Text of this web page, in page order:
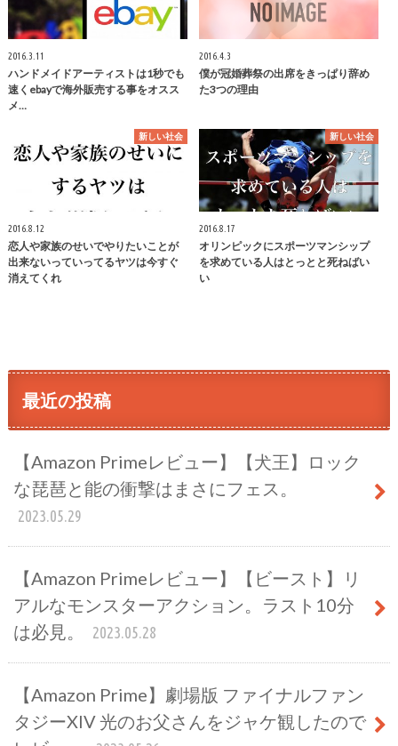
2016.3.11
ハンドメイドアーティストは1秒でも
速くebayで海外販売する事をオスス
メ…
2016.4.3
僕が冠婚葬祭の出席をきっぱり辞め
た3つの理由
新しい社会
2016.8.12
恋人や家族のせいでやりたいことが
出来ないっていってるヤツは今すぐ
消えてくれ
新しい社会
2016.8.17
オリンピックにスポーツマンシップ
を求めている人はとっとと死ねばい
い
最近の投稿
【Amazon Primeレビュー】【犬王】ロック
な琵琶と能の衝撃はまさにフェス。
2023.05.29
【Amazon Primeレビュー】【ビースト】リ
アルなモンスターアクション。ラスト10分
は必見。
2023.05.28
【Amazon Prime】劇場版 ファイナルファン
タジーXIV 光のお父さんをジャケ観したので